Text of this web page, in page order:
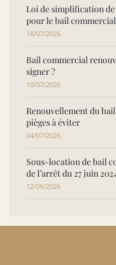
Loi de simplification de
pour le bail commercial
18/07/2026
Bail commercial
signer ?
10/07/2026
Renouvellement du
pièges à éviter
04/07/2026
Sous-location de bail
de l’arrêt du 27 juin
12/06/2026